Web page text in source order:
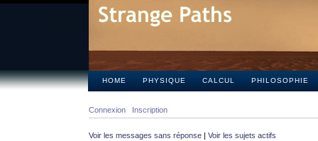
HOME PHYSIQUE CALCUL PHILOSOPHIE
Connexion Inscription
Voir les messages sans réponse | Voir les sujets actifs